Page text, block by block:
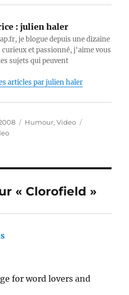
: julien haler
je blogue depuis une dizaine
curieux et passionné, j'aime vous
sujets qui peuvent
articles par julien haler
Catégories
Humour,Video
« Clorofield »
for word lovers and